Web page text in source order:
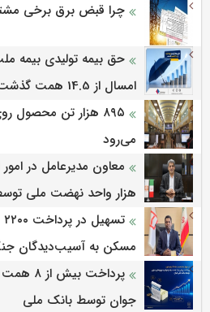
چرا قبض برق برخی
حق بیمه تولیدی بیمه
امسال از 14.5 همت گذشت
۸۹۵ هزار تن
می‌‌رود
هزار واحد نهضت ملی
مسکن به آسیب‌دیدگان
پرداخت
جوان توسط بانک ملی